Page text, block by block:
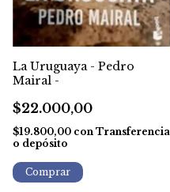
La Uruguaya - Pedro
Mairal -
$22.000,00
$19.800,00 con Transferencia
o depósito